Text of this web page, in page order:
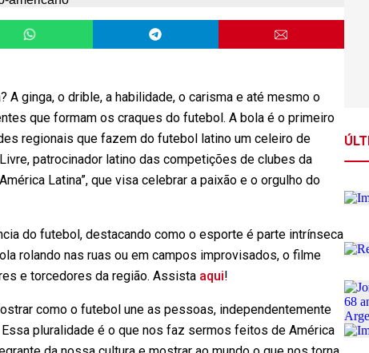
ginga, o drible, a habilidade, o carisma e até mesmo o
que formam os craques do futebol. A bola é o primeiro
regionais que fazem do futebol latino um celeiro de
patrocinador latino das competições de clubes da
Latina”, que visa celebrar a paixão e o orgulho do
do futebol, destacando como o esporte é parte intrínseca
rolando nas ruas ou em campos improvisados, o filme
e torcedores da região. Assista aqui!
como o futebol une as pessoas, independentemente
pluralidade é o que nos faz sermos feitos de América